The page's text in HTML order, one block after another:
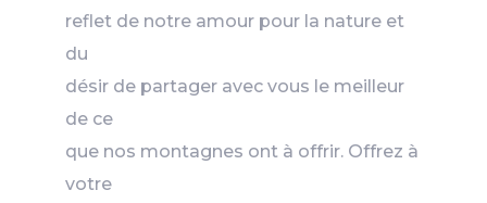
reflet de notre amour pour la nature et
du
désir de partager avec vous le meilleur
de ce
que nos montagnes ont à offrir. Offrez à
votre